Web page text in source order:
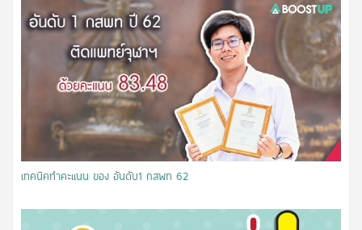
เทคนิคทำคะแนน ของ อันดับ1 กสพท 62